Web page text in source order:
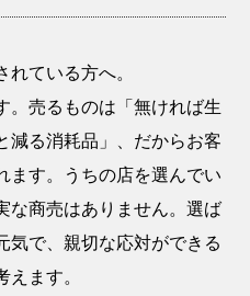
ている方へ。
。売るものは「無ければ生
減る消耗品」、だからお客
ます。うちの店を選んでい
な商売はありません。選ば
気で、親切な応対ができる
ます。